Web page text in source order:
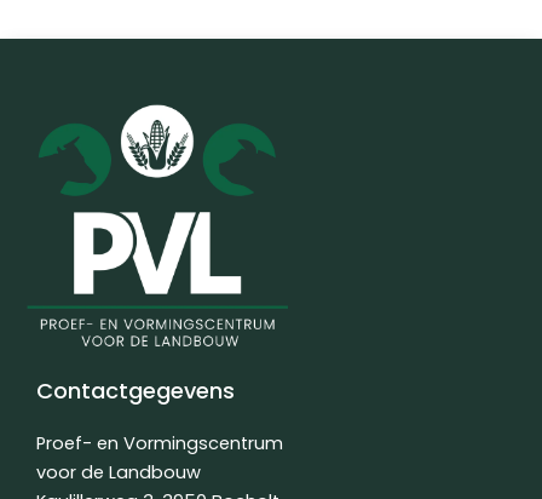
Contactgegevens
Proef- en Vormingscentrum
voor de Landbouw